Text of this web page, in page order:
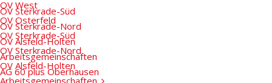
OV Sterkrade-Süd
OV Sterkrade-Nord
OV Alsfeld-Holten
Arbeitsgemeinschaften
AG 60 plus Oberhausen
OV West
OV Osterfeld
OV Sterkrade-Süd
OV Sterkrade-Nord
OV Alsfeld-Holten
Arbeitsgemeinschaften